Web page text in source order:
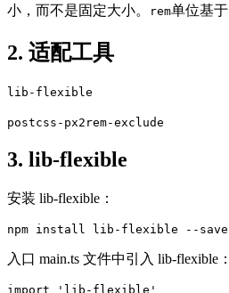
小，而不是固定大小。
rem单位基于
2. 适配工具
lib-flexible
postcss-px2rem-exclude
3. lib-flexible
安装 lib-flexible：
npm install lib-flexible --save
入口 main.ts 文件中引入 lib-flexible：
import 'lib-flexible'